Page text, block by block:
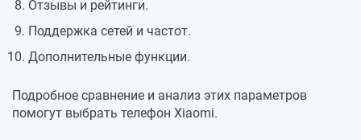
Отзывы и рейтинги.
Поддержка сетей и частот.
Дополнительные функции.
Подробное сравнение и анализ этих параметров
помогут выбрать телефон Xiaomi.